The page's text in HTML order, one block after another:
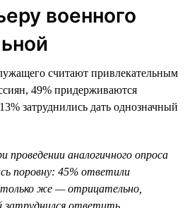
военного
считают привлекательным
49% придерживаются
затруднились дать однозначный
проведении аналогичного опроса
поровну: 45% ответили
же — отрицательно,
ответить.